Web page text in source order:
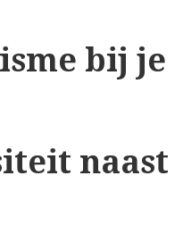
bij je
naast